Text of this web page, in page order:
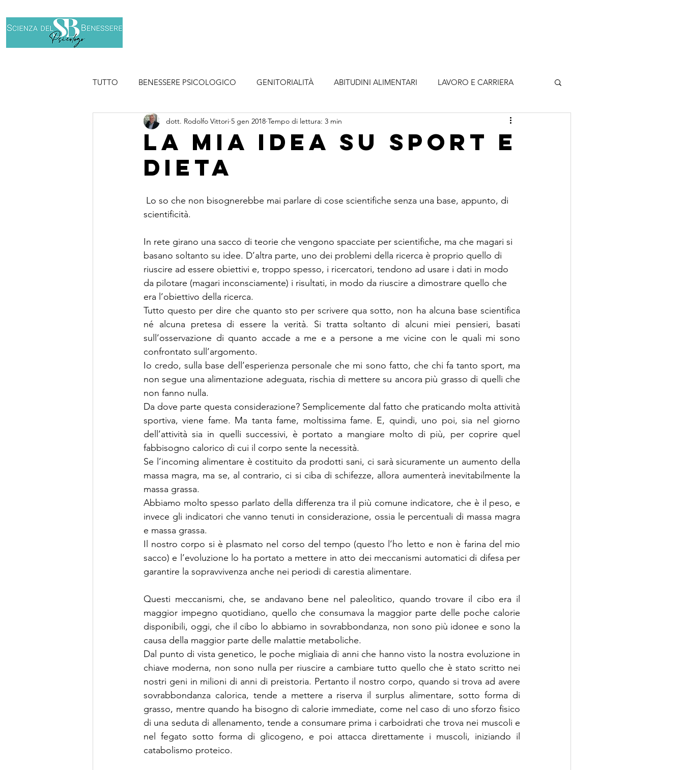
TUTTO BENESSERE PSICOLOGICO GENITORIALITÀ ABITUDINI ALIMENTARI LAVORO E CARRIERA
La mia idea su sport e
dieta
dott. Rodolfo Vittori 5 gen 2018 Tempo di lettura: 3 min
scientificità.
In rete girano una sacco di teorie che vengono spacciate per scientifiche, ma che magari si
basano soltanto su idee. D’altra parte, uno dei problemi della ricerca è proprio quello di
riuscire ad essere obiettivi e, troppo spesso, i ricercatori, tendono ad usare i dati in modo
da pilotare (magari inconsciamente) i risultati, in modo da riuscire a dimostrare quello che
era l’obiettivo della ricerca.
Tutto questo per dire che quanto sto per scrivere qua sotto, non ha alcuna base scientifica
né alcuna pretesa di essere la verità. Si tratta soltanto di alcuni miei pensieri, basati
sull’osservazione di quanto accade a me e a persone a me vicine con le quali mi sono
confrontato sull’argomento.
Io credo, sulla base dell’esperienza personale che mi sono fatto, che chi fa tanto sport, ma
non segue una alimentazione adeguata, rischia di mettere su ancora più grasso di quelli che
non fanno nulla.
Da dove parte questa considerazione? Semplicemente dal fatto che praticando molta attività
sportiva, viene fame. Ma tanta fame, moltissima fame. E, quindi, uno poi, sia nel giorno
dell’attività sia in quelli successivi, è portato a mangiare molto di più, per coprire quel
fabbisogno calorico di cui il corpo sente la necessità.
Se l’incoming alimentare è costituito da prodotti sani, ci sarà sicuramente un aumento della
massa magra, ma se, al contrario, ci si ciba di schifezze, allora aumenterà inevitabilmente la
massa grassa.
Abbiamo molto spesso parlato della differenza tra il più comune indicatore, che è il peso, e
invece gli indicatori che vanno tenuti in considerazione, ossia le percentuali di massa magra
e massa grassa.
Il nostro corpo si è plasmato nel corso del tempo (questo l’ho letto e non è farina del mio
sacco) e l’evoluzione lo ha portato a mettere in atto dei meccanismi automatici di difesa per
garantire la sopravvivenza anche nei periodi di carestia alimentare.
Questi meccanismi, che, se andavano bene nel paleolitico, quando trovare il cibo era il
maggior impegno quotidiano, quello che consumava la maggior parte delle poche calorie
disponibili, oggi, che il cibo lo abbiamo in sovrabbondanza, non sono più idonee e sono la
causa della maggior parte delle malattie metaboliche.
Dal punto di vista genetico, le poche migliaia di anni che hanno visto la nostra evoluzione in
chiave moderna, non sono nulla per riuscire a cambiare tutto quello che è stato scritto nei
nostri geni in milioni di anni di preistoria. Pertanto il nostro corpo, quando si trova ad avere
sovrabbondanza calorica, tende a mettere a riserva il surplus alimentare, sotto forma di
grasso, mentre quando ha bisogno di calorie immediate, come nel caso di uno sforzo fisico
di una seduta di allenamento, tende a consumare prima i carboidrati che trova nei muscoli e
nel fegato sotto forma di glicogeno, e poi attacca direttamente i muscoli, iniziando il
catabolismo proteico.